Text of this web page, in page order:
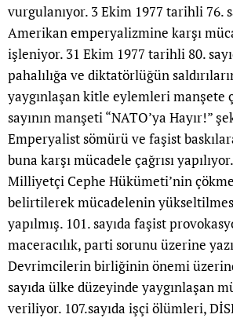
vurgulanıyor. 3 Ekim 1977 tarihli 76.
Amerikan emperyalizmine karşı
işleniyor. 31 Ekim 1977 tarihli 80.
pahalılığa ve diktatörlüğün
yaygınlaşan kitle eylemleri manşete
sayının manşeti “NATO’ya Hayır!”
Emperyalist sömürü ve faşist
buna karşı mücadele çağrısı
Milliyetçi Cephe Hükümeti’nin
belirtilerek mücadelenin
yapılmış. 101. sayıda faşist
maceracılık, parti sorunu üzerine
Devrimcilerin birliğinin önemi
sayıda ülke düzeyinde yaygınlaşan
veriliyor. 107.sayıda işçi ölümleri,